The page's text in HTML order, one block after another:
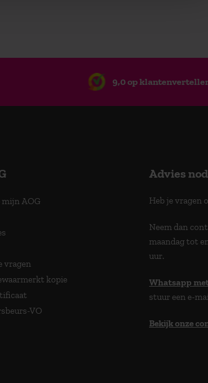
9,0 op
AOG
vragen
kopie
VO
Advies
Heb je vragen
Neem dan
maandag tot
uur.
Whatsapp
stuur een e-
Bekijk onze